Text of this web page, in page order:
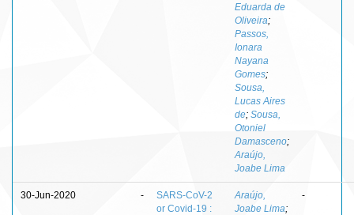
Eduarda de
Oliveira;
Passos,
Ionara
Nayana
Gomes;
Sousa,
Lucas Aires
de; Sousa,
Otoniel
Damasceno;
Araújo,
Joabe Lima
30-Jun-2020 -
SARS-CoV-2
or Covid-19 :
Araújo,
Joabe Lima;
-